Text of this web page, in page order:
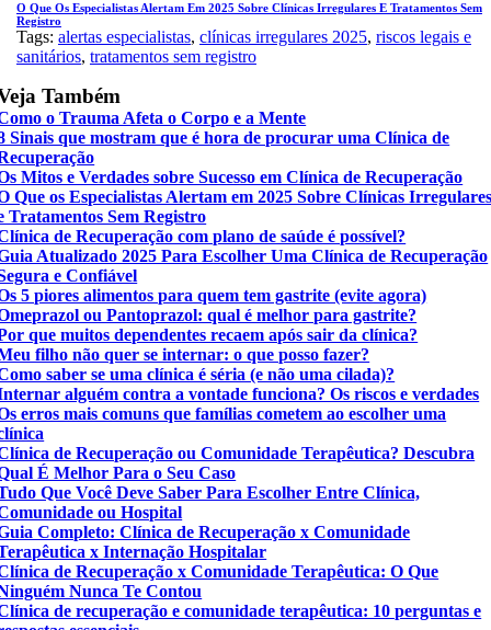
O Que Os Especialistas Alertam Em 2025 Sobre Clínicas Irregulares E Tratamentos Sem
Registro
Tags: alertas especialistas, clínicas irregulares 2025, riscos legais e
sanitários, tratamentos sem registro
Também
o Trauma Afeta o Corpo e a Mente
Sinais que mostram que é hora de procurar uma Clínica de
Mitos e Verdades sobre Sucesso em Clínica de Recuperação
Que os Especialistas Alertam em 2025 Sobre Clínicas
Tratamentos Sem Registro
de Recuperação com plano de saúde é possível?
Atualizado 2025 Para Escolher Uma Clínica de Recuperação
e Confiável
5 piores alimentos para quem tem gastrite (evite agora)
ou Pantoprazol: qual é melhor para gastrite?
que muitos dependentes recaem após sair da clínica?
filho não quer se internar: o que posso fazer?
saber se uma clínica é séria (e não uma cilada)?
alguém contra a vontade funciona? Os riscos e verdades
erros mais comuns que famílias cometem ao escolher uma
de Recuperação ou Comunidade Terapêutica? Descubra
É Melhor Para o Seu Caso
Que Você Deve Saber Para Escolher Entre Clínica,
ou Hospital
Completo: Clínica de Recuperação x Comunidade
x Internação Hospitalar
de Recuperação x Comunidade Terapêutica: O Que
Nunca Te Contou
de recuperação e comunidade terapêutica: 10 perguntas e